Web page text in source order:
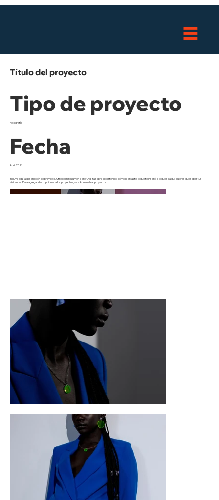
Título del proyecto
Tipo de proyecto
Fotografía
Fecha
Abril 2023
Incluye aquí la descripción del proyecto. Ofrece un resumen o profundiza sobre el contenido, cómo lo creaste, lo que te inspiró, o lo que sea que quieras que sepan tus
visitantes. Para agregar descripciones a los proyectos, ve a Administrar proyectos.